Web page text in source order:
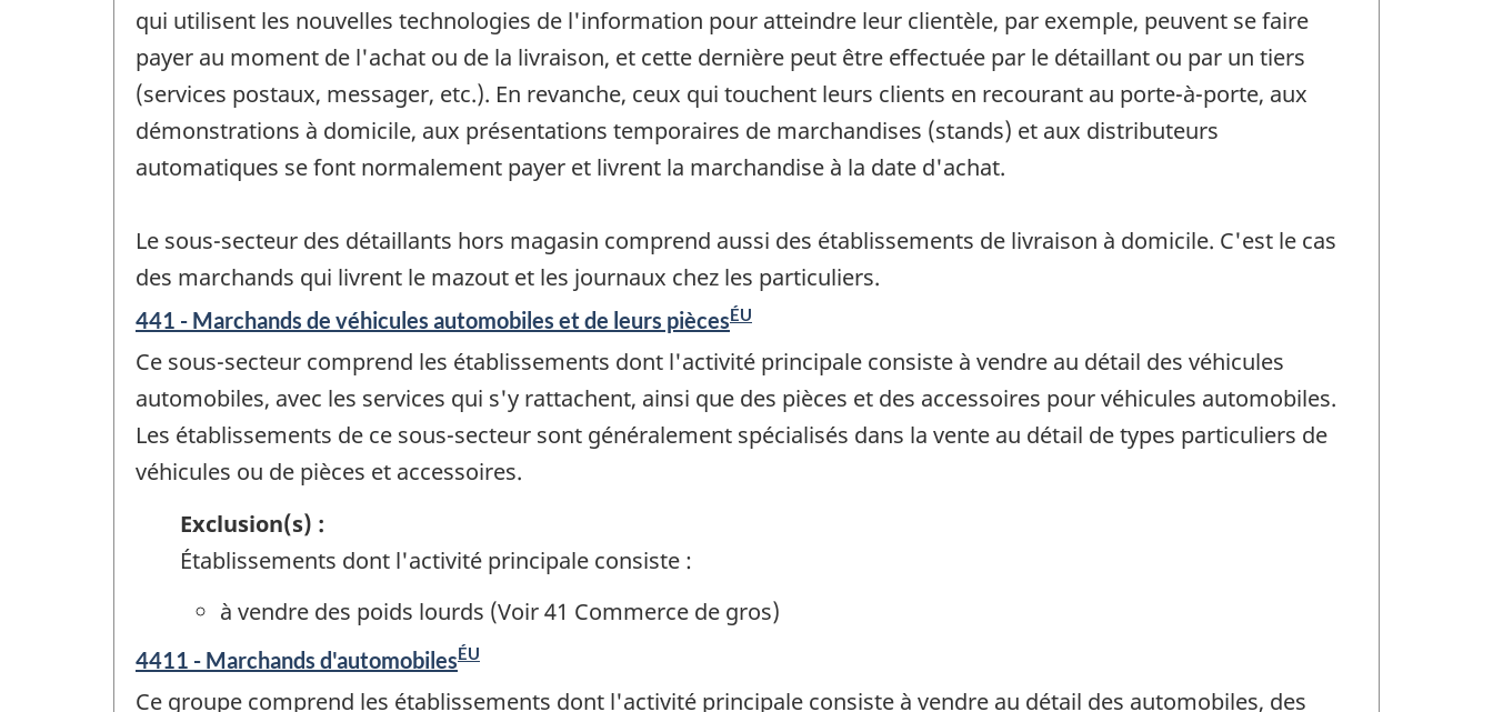
qui utilisent les nouvelles technologies de l'information pour atteindre leur clientèle, par exemple, peuvent se faire
payer au moment de l'achat ou de la livraison, et cette dernière peut être effectuée par le détaillant ou par un tiers
(services postaux, messager, etc.). En revanche, ceux qui touchent leurs clients en recourant au porte-à-porte, aux
démonstrations à domicile, aux présentations temporaires de marchandises (stands) et aux distributeurs
automatiques se font normalement payer et livrent la marchandise à la date d'achat.
Le sous-secteur des détaillants hors magasin comprend aussi des établissements de livraison à domicile. C'est le cas
des marchands qui livrent le mazout et les journaux chez les particuliers.
441 - Marchands de véhicules automobiles et de leurs piècesÉU
Ce sous-secteur comprend les établissements dont l'activité principale consiste à vendre au détail des véhicules
automobiles, avec les services qui s'y rattachent, ainsi que des pièces et des accessoires pour véhicules automobiles.
Les établissements de ce sous-secteur sont généralement spécialisés dans la vente au détail de types particuliers de
véhicules ou de pièces et accessoires.
Exclusion(s) :
Établissements dont l'activité principale consiste :
à vendre des poids lourds (Voir 41 Commerce de gros)
4411 - Marchands d'automobilesÉU
Ce groupe comprend les établissements dont l'activité principale consiste à vendre au détail des automobiles, des